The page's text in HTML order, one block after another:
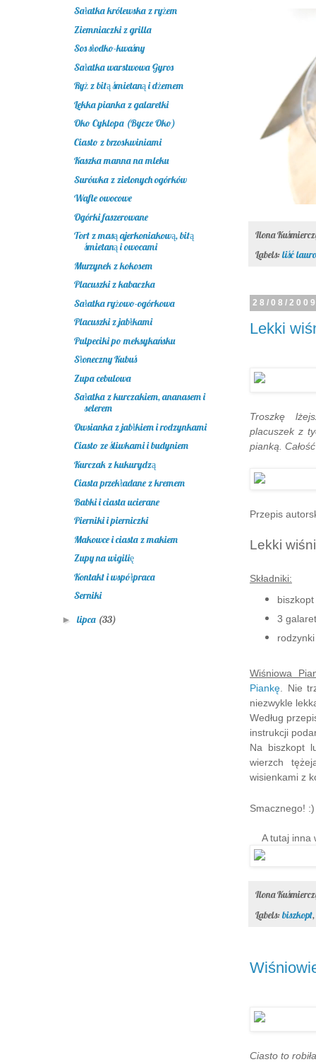
Ilona
Labels:liść
28/08/
Lekki
Troszkę
placuszek z
pianką.
Przepis
Lekki
Składniki:
3
rodzynki
Wiśniowa
Piankę. Nie
niezwykle
Według
instrukcji
Na biszkopt
wierzch
wisienkami z
Smacznego! :)
A tutaj inna
Ilona
Labels:biszkopt,
Ciasto to
Sałatka królewska z ryżem
Ziemniaczki z grilla
Sos słodko-kwaśny
Sałatka warstwowa Gyros
Ryż z bitą śmietaną i dżemem
Lekka pianka z galaretki
Oko Cyklopa (Bycze Oko)
Ciasto z brzoskwiniami
Kaszka manna na mleku
Surówka z zielonych ogórków
Wafle owocowe
Ogórki faszerowane
Tort z masą ajerkoniakową, bitą
śmietaną i owocami
Murzynek z kokosem
Placuszki z kabaczka
Sałatka ryżowo-ogórkowa
Placuszki z jabłkami
Pulpeciki po meksykańsku
Słoneczny Kubuś
Zupa cebulowa
Sałatka z kurczakiem, ananasem i
selerem
Owsianka z jabłkiem i rodzynkami
Ciasto ze śliwkami i budyniem
Kurczak z kukurydzą
Ciasta przekładane z kremem
Babki i ciasta ucierane
Pierniki i pierniczki
Makowce i ciasta z makiem
Zupy na wigilię
Kontakt i współpraca
Serniki
► lipca (33)